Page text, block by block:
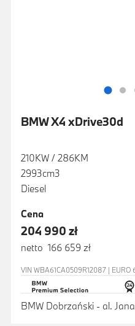
BMW X4 xDrive30d
210KW / 286KM
2993cm3
Diesel
Cena
204 990 zł
netto 166 659 zł
VIN WBA61CA0509R12087 | EURO
BMW Dobrzański - al.